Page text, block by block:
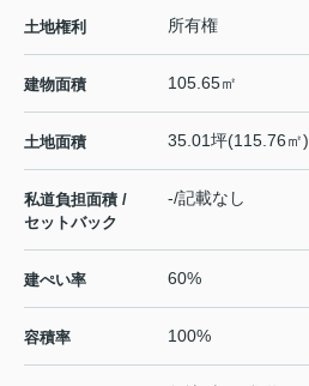
土地権利 所有権
建物面積 105.65㎡
土地面積 35.01坪(115.76㎡)
私道負担面積 /
セットバック
-/記載なし
建ぺい率 60%
容積率 100%